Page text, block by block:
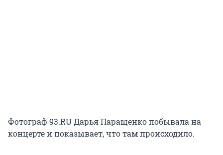
Фотограф 93.RU Дарья Паращенко побывала на
концерте и показывает, что там происходило.